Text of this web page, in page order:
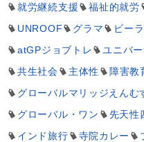
就労継続支援
福祉的就労
UNROOF
グラマ
ビー
atGPジョブトレ
ユニバ
共生社会
主体性 障害教
グローバルマリッジえんむ
グローバル・ワン
先天性
インド旅行
寺院カレー